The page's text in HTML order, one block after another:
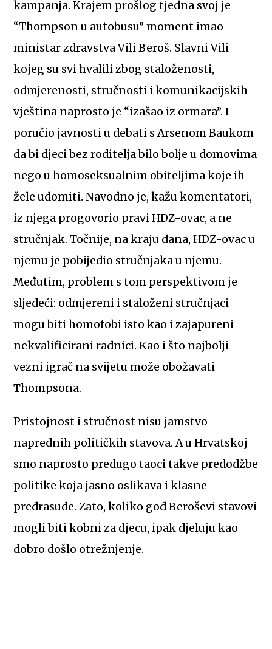
kampanja. Krajem prošlog tjedna svoj je
“Thompson u autobusu” moment imao
ministar zdravstva Vili Beroš. Slavni Vili
kojeg su svi hvalili zbog staloženosti,
odmjerenosti, stručnosti i komunikacijskih
vještina naprosto je “izašao iz ormara”. I
poručio javnosti u debati s Arsenom Baukom
da bi djeci bez roditelja bilo bolje u domovima
nego u homoseksualnim obiteljima koje ih
žele udomiti. Navodno je, kažu komentatori,
iz njega progovorio pravi HDZ-ovac, a ne
stručnjak. Točnije, na kraju dana, HDZ-ovac u
njemu je pobijedio stručnjaka u njemu.
Međutim, problem s tom perspektivom je
sljedeći: odmjereni i staloženi stručnjaci
mogu biti homofobi isto kao i zajapureni
nekvalificirani radnici. Kao i što najbolji
vezni igrač na svijetu može obožavati
Thompsona.
Pristojnost i stručnost nisu jamstvo
naprednih političkih stavova. A u Hrvatskoj
smo naprosto predugo taoci takve predodžbe
politike koja jasno oslikava i klasne
predrasude. Zato, koliko god Beroševi stavovi
mogli biti kobni za djecu, ipak djeluju kao
dobro došlo otrežnjenje.